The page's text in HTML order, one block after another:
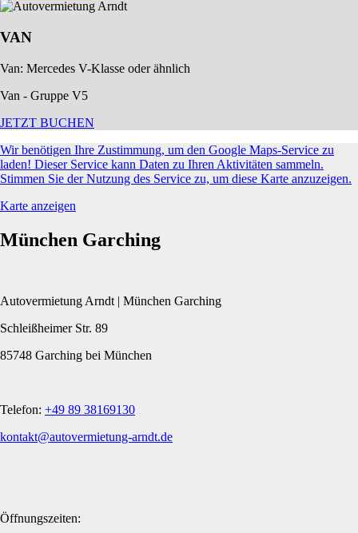
VAN
Van: Mercedes V-Klasse oder ähnlich
Van - Gruppe V5
JETZT BUCHEN
Wir benötigen Ihre Zustimmung, um den Google Maps-Service zu
laden! Dieser Service kann Daten zu Ihren Aktivitäten sammeln.
Stimmen Sie der Nutzung des Service zu, um diese Karte anzuzeigen.
Karte anzeigen
München Garching
Autovermietung Arndt | München Garching
Schleißheimer Str. 89
85748 Garching bei München
Telefon: +49 89 38169130
kontakt@autovermietung-arndt.de
Öffnungszeiten: